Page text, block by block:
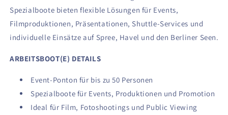
Spezialboote bieten flexible Lösungen für Events,
Filmproduktionen, Präsentationen, Shuttle-Services und
individuelle Einsätze auf Spree, Havel und den Berliner Seen.
ARBEITSBOOT(E) DETAILS
Event-Ponton für bis zu 50 Personen
Spezialboote für Events, Produktionen und Promotion
Ideal für Film, Fotoshootings und Public Viewing